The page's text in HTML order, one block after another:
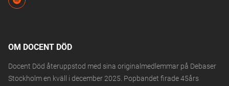
OM DOCENT DÖD
Docent Död återuppstod med sina originalmedlemmar på Debaser
Stockholm en kväll i december 2025. Popbandet firade 45års